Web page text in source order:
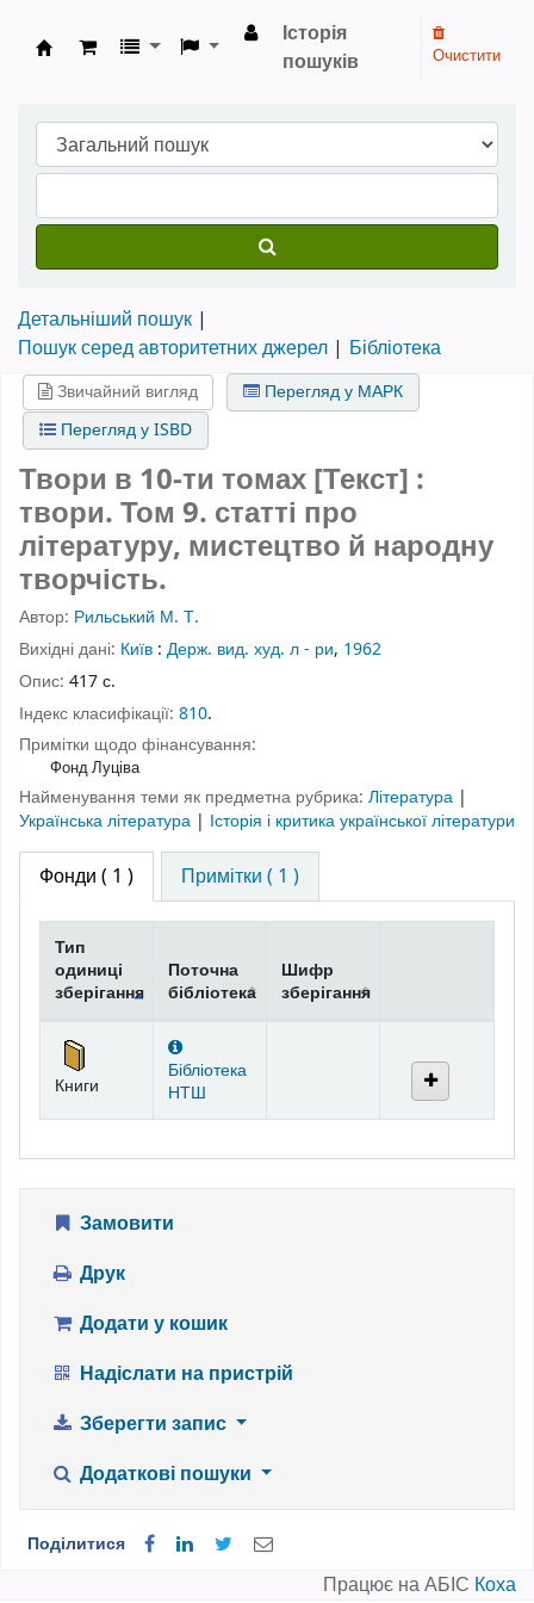
Бібліотека НТШ › Електронний каталог
Історія
пошуків
Очистити
Детальніший пошук
Пошук серед авторитетних джерел
Бібліотека
Звичайний вигляд
Перегляд у МАРК
Перегляд у ISBD
Твори в 10-ти томах [Текст] :
твори. Том 9. статті про
літературу, мистецтво й народну
творчість.
Автор: Рильський М. Т.
Вихідні дані: Київ : Держ. вид. худ. л - ри, 1962
Опис: 417 с.
Індекс класифікації: 810.
Примітки щодо фінансування:
Фонд Луціва
Найменування теми як предметна рубрика: Література |
Українська література | Історія і критика української літератури
Фонди ( 1 ) Примітки ( 1 )
Фонди
Тип
одиниці
зберігання
Поточна
бібліотека
Шифр
зберігання
Книги
Бібліотека
НТШ
Замовити
Друк
Додати у кошик
Надіслати на пристрій
Зберегти запис
Додаткові пошуки
Поділитися
Працює на АБІС Коха